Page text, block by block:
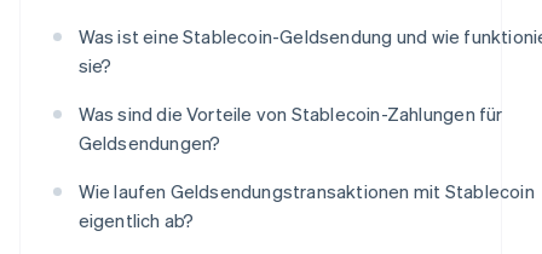
Was ist eine Stablecoin-Geldsendung und wie
sie?
Was sind die Vorteile von Stablecoin-Zahlungen für
Geldsendungen?
Wie laufen Geldsendungstransaktionen mit Stablecoin
eigentlich ab?